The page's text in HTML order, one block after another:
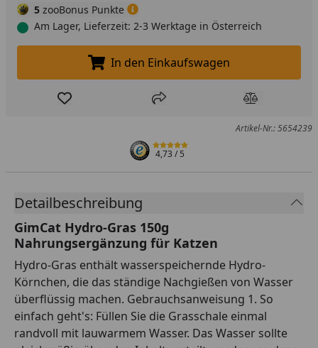
5 zooBonus Punkte
Am Lager, Lieferzeit: 2-3 Werktage in Österreich
In den Einkaufswagen legen
In den Einkaufswagen
Produkt zur Wunschliste hinzufügen
Teilen Produkt
Artikel-Nr.: 5654239
4,73/ 5
Detailbeschreibung
GimCat Hydro-Gras 150g
Nahrungsergänzung für Katzen
Hydro-Gras enthält wasserspeichernde Hydro-
Körnchen, die das ständige Nachgießen von Wasser
überflüssig machen. Gebrauchsanweisung 1. So
einfach geht's: Füllen Sie die Grasschale einmal
randvoll mit lauwarmem Wasser. Das Wasser sollte